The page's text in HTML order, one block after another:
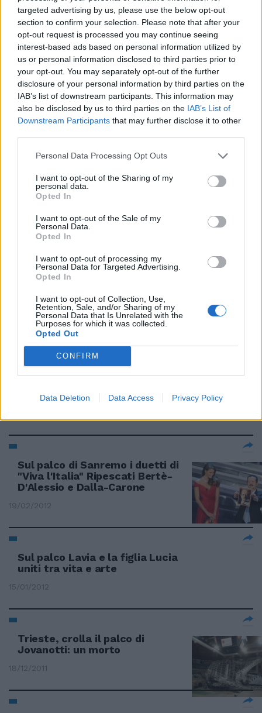
targeted advertising by us, please use the below opt-out
section to confirm your selection. Please note that after your
opt-out request is processed you may continue seeing
interest-based ads based on personal information utilized by
us or personal information disclosed to third parties prior to
your opt-out. You may separately opt-out of the further
disclosure of your personal information by third parties on the
IAB’s list of downstream participants. This information may
also be disclosed by us to third parties on the IAB’s List of
Downstream Participants that may further disclose it to other
Personal Data Processing Opt Outs
I want to opt-out of the Sharing of my
personal data.
Opted In
I want to opt-out of the Sale of my
Personal Data.
Opted In
I want to opt-out of processing my
Personal Data for Targeted Advertising.
Opted In
I want to opt-out of Collection, Use,
Retention, Sale, and/or Sharing of my
Personal Data that Is Unrelated with the
Purposes for which it was collected.
Opted Out
CONFIRM
Data Deletion Data Access Privacy Policy
30/07/2017
Il commiato dal palco senza
autocelebrazione
16/12/2012
Area Sanremo sceglie i due
giovani per il palco dell'Ariston
09/12/2012
Giorgio Panariello «Vi sorteggio
sul web e venite sul palco»
30/11/2012
Blitz sul palco del concertone
29/04/2012
azzannava ogni nota
Sul palco di Sanremo i duetti di
"Viva l'Italia" Ripescati Bertè-
D'Alessio e Dalla-Carone
19/02/2012
Sul palco Lavia e la figlia Lucia
uniti tra vita e arte
15/01/2012
Trieste, crolla il palco di
Jovanotti: un morto
18/12/2011